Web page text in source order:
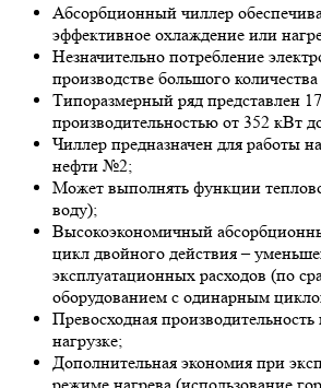
Абсорбционный чиллер
эффективное охлаждение или
Незначительно потребление
производстве большого
Типоразмерный ряд представлен
производительностью от 352 кВт
Чиллер предназначен для работы
нефти №2;
Может выполнять функции
воду);
Высокоэкономичный
цикл двойного действия –
эксплуатационных расходов (по
оборудованием с одинарным
Превосходная
нагрузке;
Дополнительная экономия при